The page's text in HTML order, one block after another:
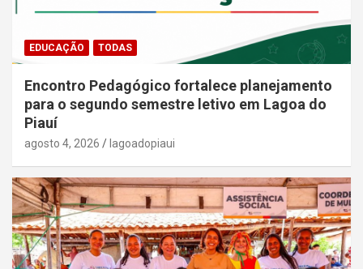
EDUCAÇÃO TODAS
Encontro Pedagógico fortalece planejamento
para o segundo semestre letivo em Lagoa do
Piauí
agosto 4, 2026 lagoadopiaui